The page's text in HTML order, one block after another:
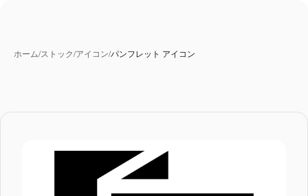
ホーム/ストック/アイコン/パンフレット アイコン